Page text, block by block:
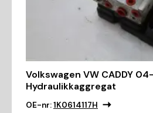
Volkswagen VW CADDY
Hydraulikkaggregat
OE-nr:1K0614117H